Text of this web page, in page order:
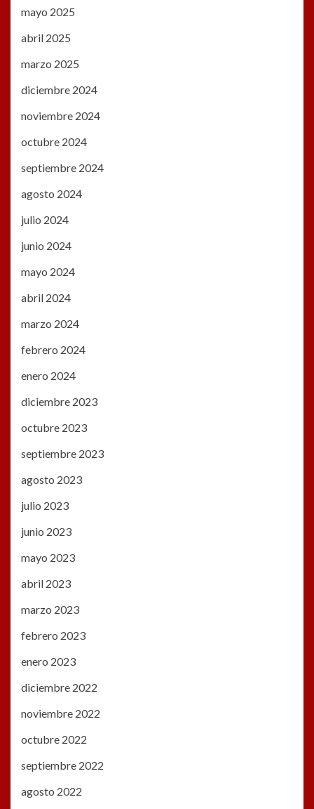
mayo 2025
abril 2025
marzo 2025
diciembre 2024
noviembre 2024
octubre 2024
septiembre 2024
agosto 2024
julio 2024
junio 2024
mayo 2024
abril 2024
marzo 2024
febrero 2024
enero 2024
diciembre 2023
octubre 2023
septiembre 2023
agosto 2023
julio 2023
junio 2023
mayo 2023
abril 2023
marzo 2023
febrero 2023
enero 2023
diciembre 2022
noviembre 2022
octubre 2022
septiembre 2022
agosto 2022